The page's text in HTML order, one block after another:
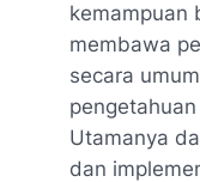
kemampuan
membawa
secara
Utamanya
dan